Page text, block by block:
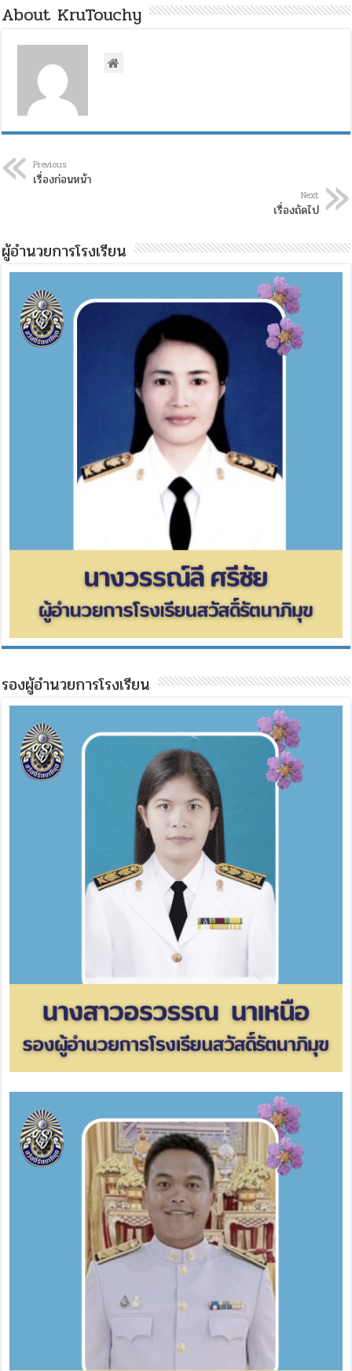
About KruTouchy
Previous
เรื่องก่อนหน้า
Next
เรื่องถัดไป
ผู้อำนวยการโรงเรียน
รองผู้อำนวยการโรงเรียน